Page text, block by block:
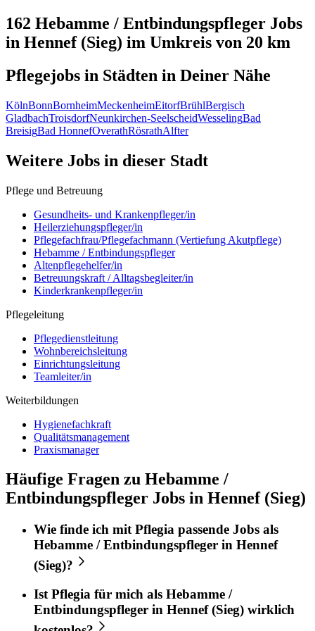
162 Hebamme / Entbindungspfleger Jobs
in Hennef (Sieg) im Umkreis von 20 km
Pflegejobs in Städten in Deiner Nähe
KölnBonnBornheimMeckenheimEitorfBrühlBergisch
GladbachTroisdorfNeunkirchen-SeelscheidWesselingBad
BreisigBad HonnefOverathRösrathAlfter
Weitere Jobs in dieser Stadt
Pflege und Betreuung
Gesundheits- und Krankenpfleger/in
Heilerziehungspfleger/in
Pflegefachfrau/Pflegefachmann (Vertiefung Akutpflege)
Hebamme / Entbindungspfleger
Altenpflegehelfer/in
Betreuungskraft / Alltagsbegleiter/in
Kinderkrankenpfleger/in
Pflegeleitung
Pflegedienstleitung
Wohnbereichsleitung
Einrichtungsleitung
Teamleiter/in
Weiterbildungen
Hygienefachkraft
Qualitätsmanagement
Praxismanager
Häufige Fragen zu Hebamme /
Entbindungspfleger Jobs in Hennef (Sieg)
Wie finde ich mitPflegia passende Jobs als
Hebamme / Entbindungspfleger in Hennef
(Sieg)?
Ist Pflegia für mich als Hebamme /
Entbindungspfleger in Hennef (Sieg) wirklich